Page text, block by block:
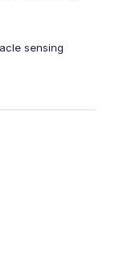
sensing